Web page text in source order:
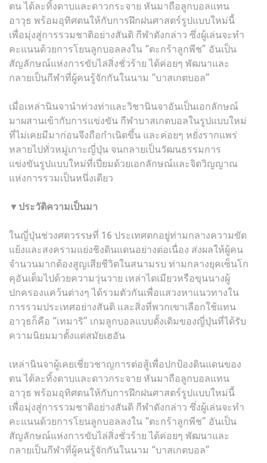
ตน ได้ละทิ้งดาบและดาวกระจาย หันมาถือลูกบอลแทน
อาวุธ พร้อมอุทิศตนให้กับการฝึกฝนศาสตร์รูปแบบใหม่นี้
เพื่อมุ่งสู่การรวมชาติอย่างสันติ กีฬาดังกล่าว ซึ่งผู้เล่นจะทำ
คะแนนด้วยการโยนลูกบอลลงใน “ตะกร้าลูกพีช” อันเป็น
สัญลักษณ์แห่งการขับไล่สิ่งชั่วร้าย ได้ค่อยๆ พัฒนาและ
กลายเป็นกีฬาที่ผู้คนรู้จักกันในนาม “บาสเกตบอล”
เมื่อเหล่านินจานำท่วงท่าและวิชานินจาอันเป็นเอกลักษณ์
มาผสานเข้ากับการแข่งขัน กีฬาบาสเกตบอลในรูปแบบใหม่
ที่ไม่เคยมีมาก่อนจึงถือกำเนิดขึ้น และค่อยๆ หยั่งรากแพร่
หลายไปทั่วหมู่เกาะญี่ปุ่น จนกลายเป็นวัฒนธรรมการ
แข่งขันรูปแบบใหม่ที่เปี่ยมด้วยเอกลักษณ์และจิตวิญญาณ
แห่งการรวมเป็นหนึ่งเดียว
▼ประวัติความเป็นมา
ในญี่ปุ่นช่วงศตวรรษที่ 16 ประเทศตกอยู่ท่ามกลางความขัด
แย้งและสงครามแย่งชิงดินแดนอย่างต่อเนื่อง ส่งผลให้ผู้คน
จำนวนมากต้องสูญเสียชีวิตในสนามรบ ท่ามกลางยุคเซ็นโก
คุอันเต็มไปด้วยความวุ่นวาย เหล่าไดเมียวหรือขุนนางผู้
ปกครองแคว้นต่างๆ ได้รวมตัวกันเพื่อแสวงหาแนวทางใน
การรวมประเทศอย่างสันติ และสิ่งที่พวกเขาเลือกใช้แทน
อาวุธก็คือ “เทมาริ” เกมลูกบอลแบบดั้งเดิมของญี่ปุ่นที่ได้รับ
ความนิยมมาตั้งแต่สมัยเฮอัน
เหล่านินจาผู้เคยเชี่ยวชาญการต่อสู้เพื่อปกป้องดินแดนของ
ตน ได้ละทิ้งดาบและดาวกระจาย หันมาถือลูกบอลแทน
อาวุธ พร้อมอุทิศตนให้กับการฝึกฝนศาสตร์รูปแบบใหม่นี้
เพื่อมุ่งสู่การรวมชาติอย่างสันติ กีฬาดังกล่าว ซึ่งผู้เล่นจะทำ
คะแนนด้วยการโยนลูกบอลลงใน “ตะกร้าลูกพีช” อันเป็น
สัญลักษณ์แห่งการขับไล่สิ่งชั่วร้าย ได้ค่อยๆ พัฒนาและ
กลายเป็นกีฬาที่ผู้คนรู้จักกันในนาม “บาสเกตบอล”